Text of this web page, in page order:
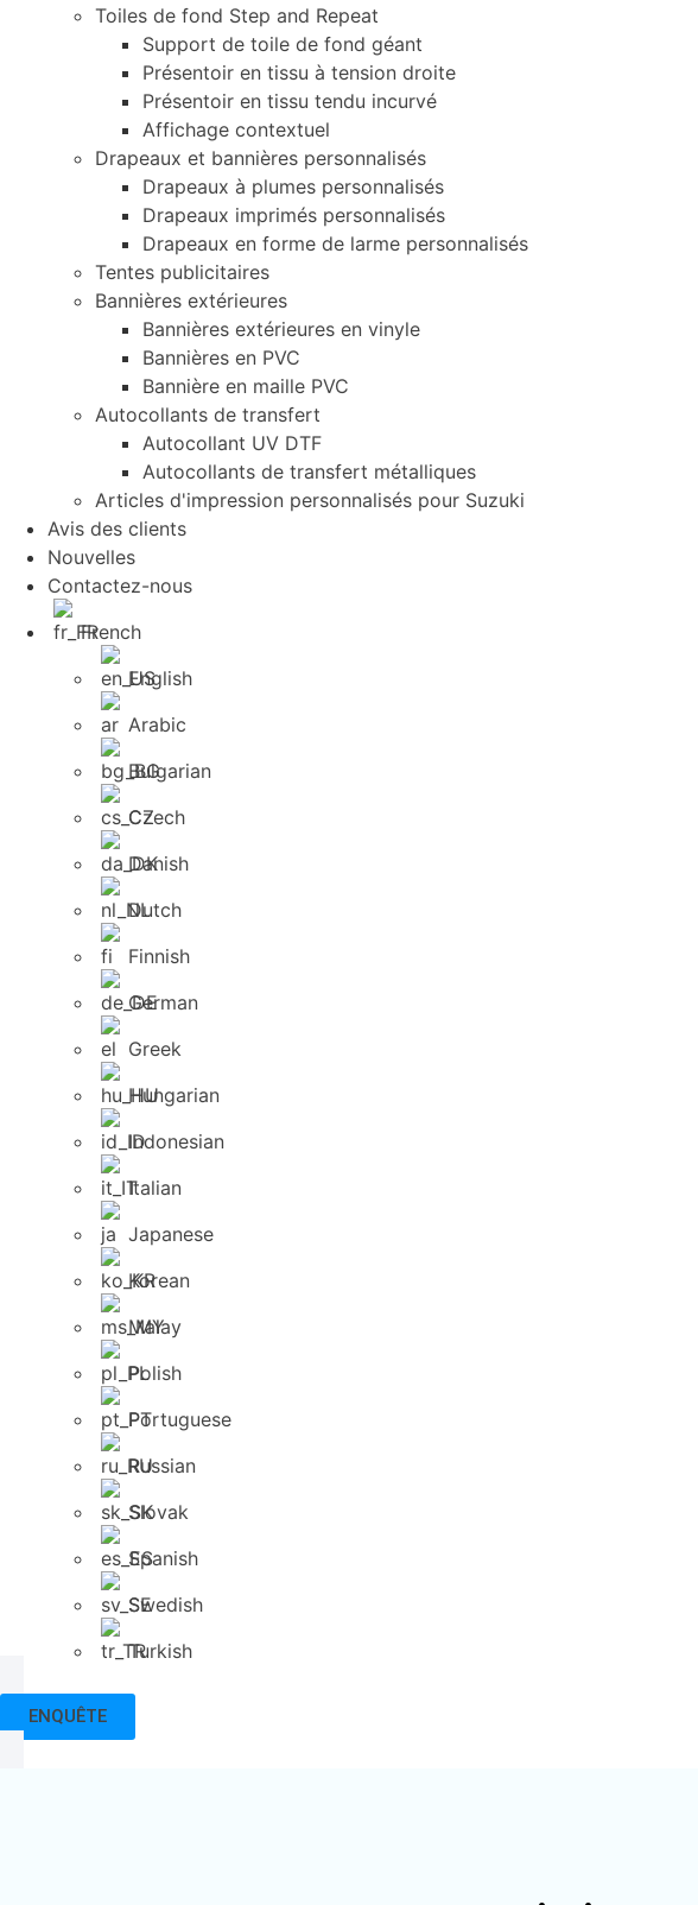
Toiles de fond Step and Repeat
Support de toile de fond géant
Présentoir en tissu à tension droite
Présentoir en tissu tendu incurvé
Affichage contextuel
Drapeaux et bannières personnalisés
Drapeaux à plumes personnalisés
Drapeaux imprimés personnalisés
Drapeaux en forme de larme personnalisés
Tentes publicitaires
Bannières extérieures
Bannières extérieures en vinyle
Bannières en PVC
Bannière en maille PVC
Autocollants de transfert
Autocollant UV DTF
Autocollants de transfert métalliques
Articles d'impression personnalisés pour Suzuki
Avis des clients
Nouvelles
Contactez-nous
French
English
Arabic
Bulgarian
Czech
Danish
Dutch
Finnish
German
Greek
Hungarian
Indonesian
Italian
Japanese
Korean
Malay
Polish
Portuguese
Russian
Slovak
Spanish
Swedish
Turkish
ENQUÊTE